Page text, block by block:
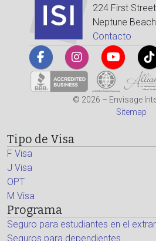
224 First Street
Neptune
Contacto
© 2026 – Envisage
Sitemap
Tipo de Visa
F Visa
J Visa
OPT
M Visa
Programa
Seguro para estudiantes en el
Seguros para dependientes